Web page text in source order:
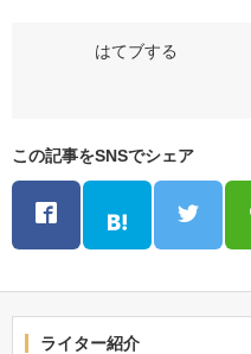
この記事をSNSでシェア
ライター紹介